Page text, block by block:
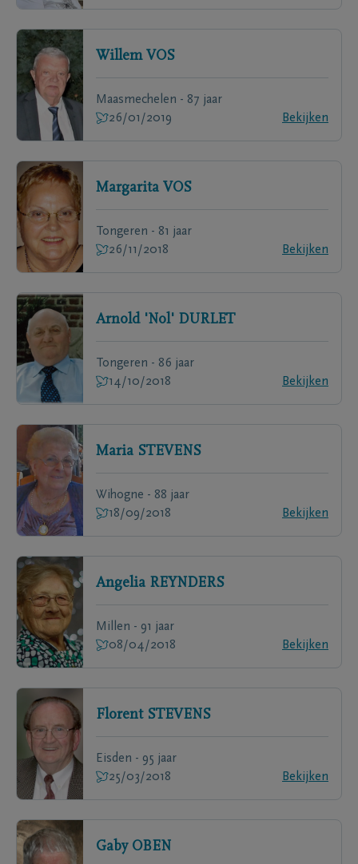
Willem VOS
Maasmechelen - 87 jaar
26/01/2019
Bekijken
Margarita VOS
Tongeren - 81 jaar
26/11/2018
Bekijken
Arnold 'Nol' DURLET
Tongeren - 86 jaar
14/10/2018
Bekijken
Maria STEVENS
Wihogne - 88 jaar
18/09/2018
Bekijken
Angelia REYNDERS
Millen - 91 jaar
08/04/2018
Bekijken
Florent STEVENS
Eisden - 95 jaar
25/03/2018
Bekijken
Gaby OBEN